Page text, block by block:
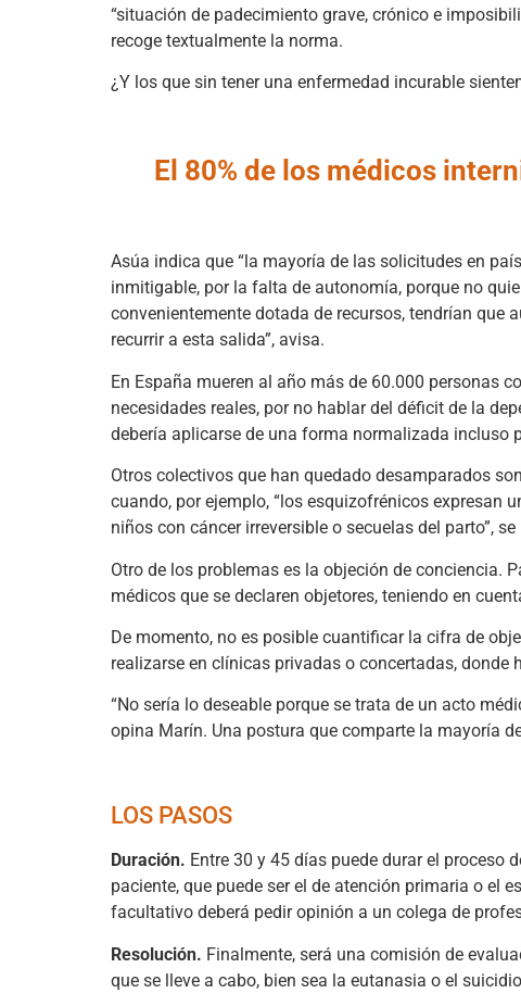
“situación de padecimiento grave, crónico e
recoge textualmente la norma.
¿Y los que sin tener una enfermedad incurable
El 80% de los médicos
Asúa indica que “la mayoría de las solicitudes en
inmitigable, por la falta de autonomía, porque no
convenientemente dotada de recursos, tendrían que
recurrir a esta salida”, avisa.
En España mueren al año más de 60.000 personas
necesidades reales, por no hablar del déficit de la
debería aplicarse de una forma normalizada incluso
Otros colectivos que han quedado desamparados
cuando, por ejemplo, “los esquizofrénicos expresan
niños con cáncer irreversible o secuelas del parto”,
Otro de los problemas es la objeción de conciencia.
médicos que se declaren objetores, teniendo en
De momento, no es posible cuantificar la cifra de
realizarse en clínicas privadas o concertadas, donde
“No sería lo deseable porque se trata de un acto
opina Marín. Una postura que comparte la mayoría
LOS PASOS
Duración. Entre 30 y 45 días puede durar el proceso
paciente, que puede ser el de atención primaria o el
facultativo deberá pedir opinión a un colega de
Resolución. Finalmente, será una comisión de
que se lleve a cabo, bien sea la eutanasia o el